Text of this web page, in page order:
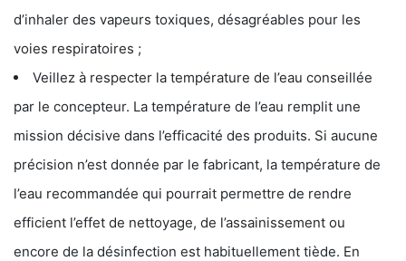
d’inhaler des vapeurs toxiques, désagréables pour les
voies respiratoires ;
Veillez à respecter la température de l’eau conseillée
par le concepteur. La température de l’eau remplit une
mission décisive dans l’efficacité des produits. Si aucune
précision n’est donnée par le fabricant, la température de
l’eau recommandée qui pourrait permettre de rendre
efficient l’effet de nettoyage, de l’assainissement ou
encore de la désinfection est habituellement tiède. En